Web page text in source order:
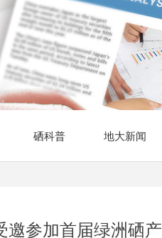
邀参加首届绿洲硒
硒科普 地大新闻